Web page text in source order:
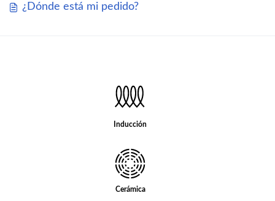
¿Dónde está mi pedido?
Inducción
Cerámica